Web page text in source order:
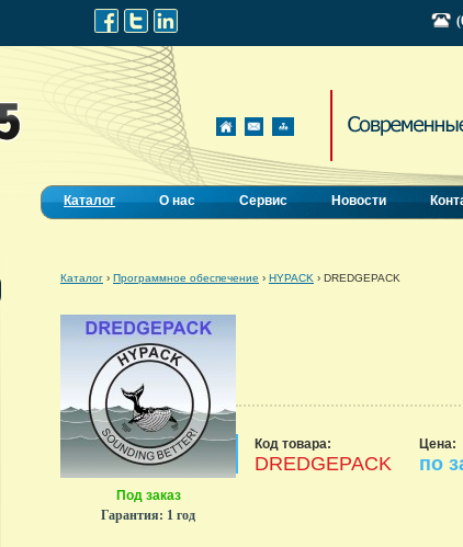
Каталог О нас Сервис Новости
Каталог › Программное обеспечение › HYPACK › DREDGEPACK
Код товара:
DREDGEPACK
Цена:
по
Под заказ
Гарантия: 1 год